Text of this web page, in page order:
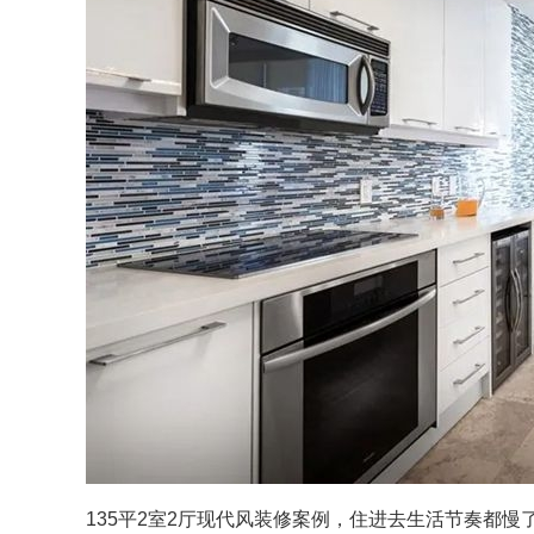
135平2室2厅现代风装修案例，住进去生活节奏都慢